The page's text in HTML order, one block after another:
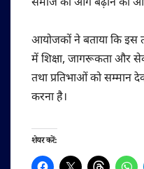
समाज को आगे बढ़ाने का
आयोजकों ने बताया कि इस
में शिक्षा, जागरूकता और
तथा प्रतिभाओं को सम्मान
करना है।
शेयर करें: